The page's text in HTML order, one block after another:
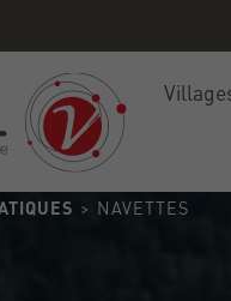
> NAVETTES